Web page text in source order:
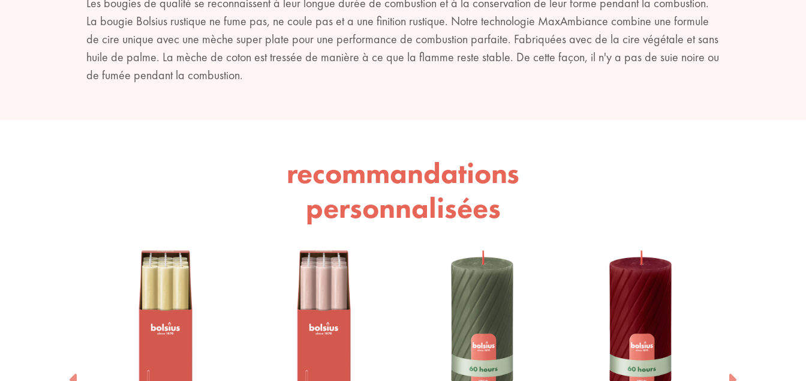
La bougie Bolsius rustique ne fume pas, ne coule pas et a une finition rustique. Notre technologie MaxAmbiance combine une formule
de cire unique avec une mèche super plate pour une performance de combustion parfaite. Fabriquées avec de la cire végétale et sans
huile de palme. La mèche de coton est tressée de manière à ce que la flamme reste stable. De cette façon, il n'y a pas de suie noire ou
de fumée pendant la combustion.
recommandations
personnalisées